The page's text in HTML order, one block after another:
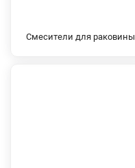
Смесители для раковины